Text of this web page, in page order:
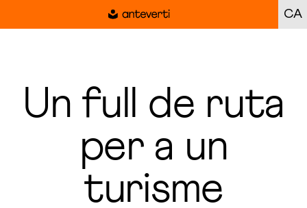
CA
Un full de ruta
per a un
turisme